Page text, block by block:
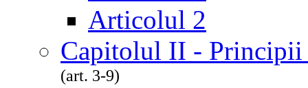
Articolul 2
Capitolul II - Principii
(art. 3-9)